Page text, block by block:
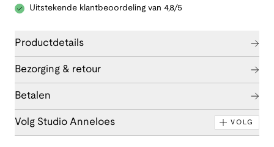
Uitstekende klantbeoordeling van 4,8/5
Productdetails
Bezorging & retour
Betalen
Volg Studio Anneloes VOLG